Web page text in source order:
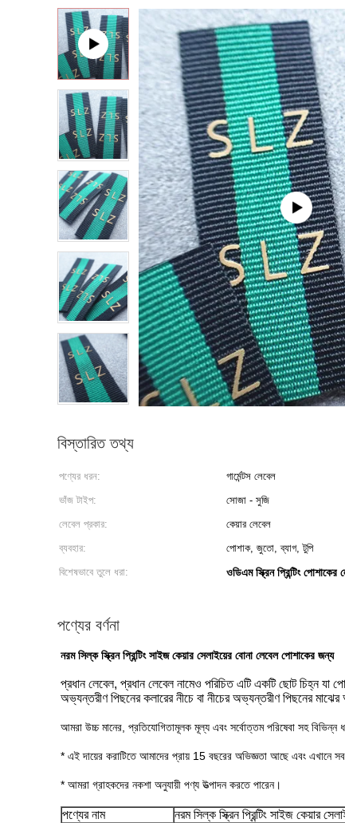
বিস্তারিত তথ্য
পণ্যের ধরন: গার্মেন্টস লেবেল
ভাঁজ টাইপ:
সোজা - সুজি
লেবেল প্রকার:
কেয়ার লেবেল
ব্যবহার:
পোশাক, জুতো, ব্যাগ, টুপি
বিশেষভাবে তুলে ধরা:
ওডিএম স্ক্রিন প্রিন্টিং পোশাকের
পণ্যের বর্ণনা
নরম সিল্ক স্ক্রিন প্রিন্টিং সাইজ কেয়ার সেলাইয়ের বোনা লেবেল পোশাকের জন্য
প্রধান লেবেল, প্রধান লেবেল নামেও পরিচিত এটি একটি ছোট চিহ্ন যা
অভ্যন্তরীণ পিছনের কলারের নীচে বা নীচের অভ্যন্তরীণ পিছনের
আমরা উচ্চ মানের, প্রতিযোগিতামূলক মূল্য এবং সর্বোত্তম পরিষেবা সহ বিভিন্ন
* এই দায়ের করাটিতে আমাদের প্রায় 15 বছরের অভিজ্ঞতা আছে এবং এখানে সব
* আমরা গ্রাহকদের নকশা অনুযায়ী পণ্য উত্পাদন করতে পারেন।
পণ্যের নাম
নরম সিল্ক স্ক্রিন প্রিন্টিং সাইজ কেয়ার